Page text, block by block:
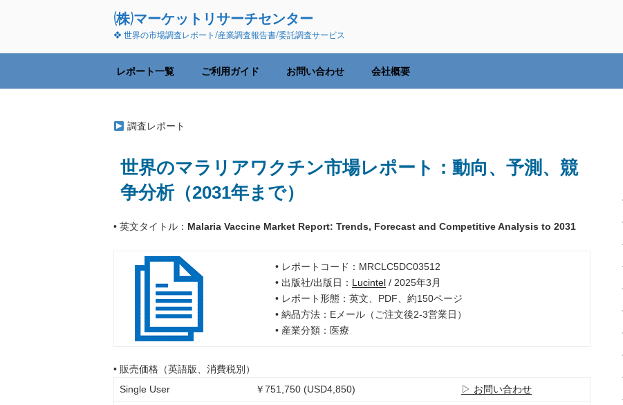
ン
へ
(株)マーケットリサーチセンター
❖ 世界の市場調査レポート/産業調査報告書/委託調査サービス
レポート一覧 ご利用ガイド お問い合わせ 会社概要
調査レポート
世界のマラリアワクチン市場レポート：動向、予測、競
争分析（2031年まで）
• 英文タイトル： Malaria Vaccine Market Report: Trends, Forecast and Competitive Analysis to 2031
• レポートコード：MRCLC5DC03512
• 出版社/出版日： Lucintel/ 2025年3月
• レポート形態：英文、PDF、約150ページ
• 納品方法：Eメール（ご注文後2-3営業日）
• 産業分類：医療
• 販売価格（英語版、消費税別）
Single User
￥751,750 (USD4,850) ▷ お問い合わせ